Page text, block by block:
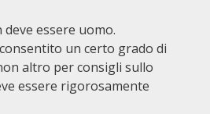
essere uomo.
un certo grado di
altro per consigli sullo
essere rigorosamente